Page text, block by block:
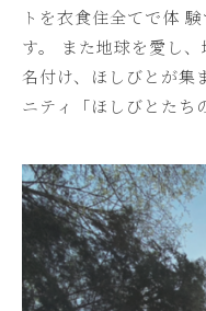
トを衣食住全てで体
す。 また地球を愛し
名付け、ほしびとが集
ニティ「ほしびとたち